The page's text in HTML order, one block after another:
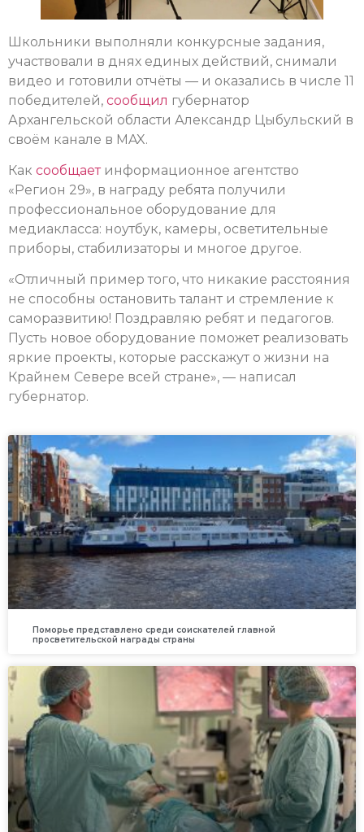
Школьники выполняли конкурсные задания,
участвовали в днях единых действий, снимали
видео и готовили отчёты — и оказались в числе 11
победителей, сообщил губернатор
Архангельской области Александр Цыбульский в
своём канале в MAX.
Как сообщаетинформационное агентство
«Регион 29», в награду ребята получили
профессиональное оборудование для
медиакласса: ноутбук, камеры, осветительные
приборы, стабилизаторы и многое другое.
«Отличный пример того, что никакие расстояния
не способны остановить талант и стремление к
саморазвитию! Поздравляю ребят и педагогов.
Пусть новое оборудование поможет реализовать
яркие проекты, которые расскажут о жизни на
Крайнем Севере всей стране», — написал
губернатор.
Поморье представлено среди соискателей главной
просветительской награды страны